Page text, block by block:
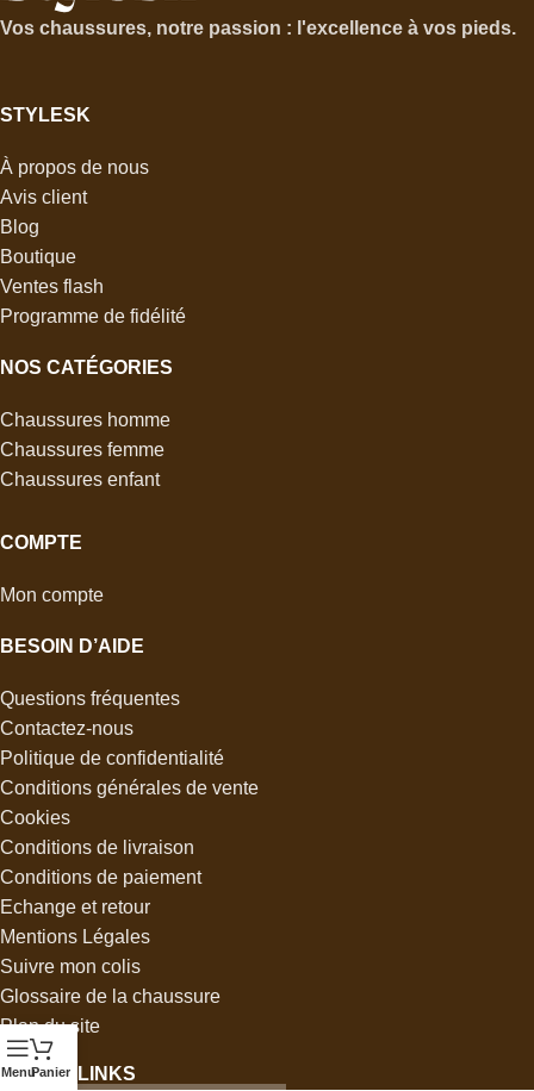
Vos chaussures, notre passion : l'excellence à vos pieds.
STYLESK
À propos de nous
Avis client
Blog
Boutique
Ventes flash
Programme de fidélité
NOS CATÉGORIES
Chaussures homme
Chaussures femme
Chaussures enfant
COMPTE
Mon compte
BESOIN D’AIDE
Questions fréquentes
Contactez-nous
Politique de confidentialité
Conditions générales de vente
Cookies
Conditions de livraison
Conditions de paiement
Echange et retour
Mentions Légales
Suivre mon colis
Glossaire de la chaussure
Plan du site
SOCIAL LINKS
MenuPanier